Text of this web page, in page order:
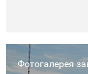
Фотогалерея